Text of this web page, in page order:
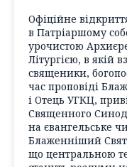
Офіційне
в Патріаршому
урочистою
Літургією, в якій
священики,
час проповіді
і Отець УГКЦ,
Священного
на євангельське
Блаженніший
що центральною